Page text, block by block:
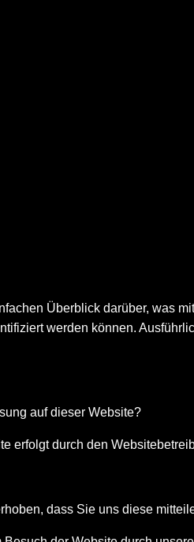
Überblick darüber, was
werden können.
auf dieser Website?
erfolgt durch den
dass Sie uns diese